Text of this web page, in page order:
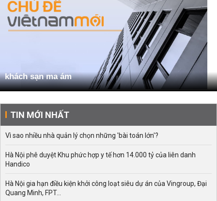
khách sạn ma ám
TIN MỚI NHẤT
Vì sao nhiều nhà quản lý chọn những 'bài toán lớn'?
Hà Nội phê duyệt Khu phức hợp y tế hơn 14.000 tỷ của liên danh
Handico
Hà Nội gia hạn điều kiện khởi công loạt siêu dự án của Vingroup, Đại
Quang Minh, FPT...